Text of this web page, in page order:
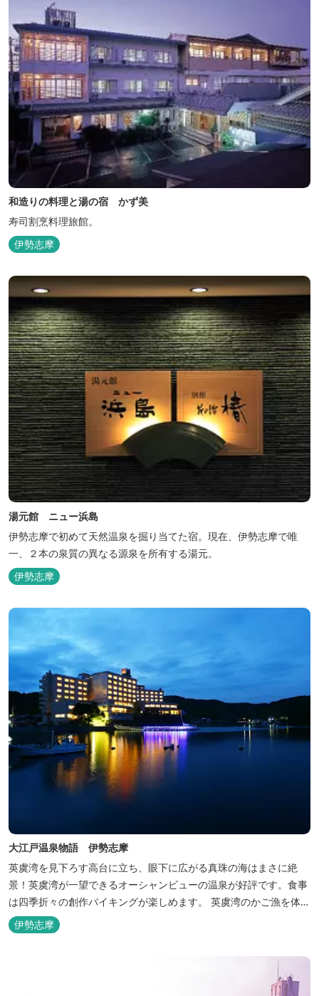
和造りの料理と湯の宿 かず美
寿司割烹料理旅館。
伊勢志摩
湯元館 ニュー浜島
伊勢志摩で初めて天然温泉を掘り当てた宿。現在、伊勢志摩で唯
一、２本の泉質の異なる源泉を所有する湯元。
伊勢志摩
大江戸温泉物語 伊勢志摩
英虞湾を見下ろす高台に立ち、眼下に広がる真珠の海はまさに絶
景！英虞湾が一望できるオーシャンビューの温泉が好評です。食事
は四季折々の創作バイキングが楽しめます。 英虞湾のかご漁を体験
できるクルーズ船は毎日運行しており、漁で獲れた魚を食べること
もできます。
伊勢志摩